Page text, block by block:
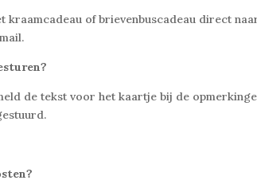
kraamcadeau of brievenbuscadeau direct
de tekst voor het kaartje bij de